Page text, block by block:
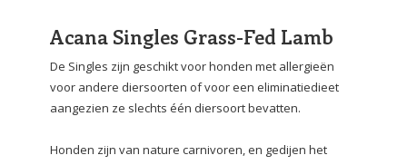
Acana Singles Grass-Fed Lamb
De Singles zijn geschikt voor honden met allergieën
voor andere diersoorten of voor een eliminatiedieet
aangezien ze slechts één diersoort bevatten.
Honden zijn van nature carnivoren, en gedijen het